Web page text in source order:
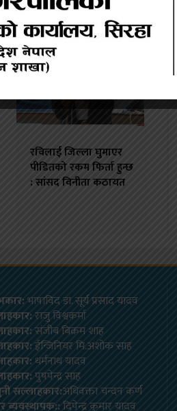
रविलाई जिल्ला घुमाएर
पीडितको रकम फिर्ता हुन्छ
: सांसद विनीता कठायत
भाषाविद डा. सूर्य प्रसाद यादव
राजु विश्वकर्मा
संजीब बिक्रम शाह
ईन्जिनियर मि.अशोक साह
धर्मनाथ यादव
पुषपेन्द्र साह
सल्लाहकार:अधिवक्ता चन्दन कर्ण
ब्यवस्थापक::दिपेन्द्र कुमार यादव